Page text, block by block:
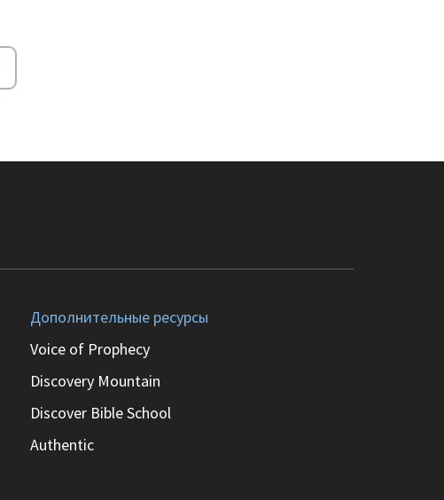
Дополнительные ресурсы
Voice of Prophecy
Discovery Mountain
Discover Bible School
Authentic